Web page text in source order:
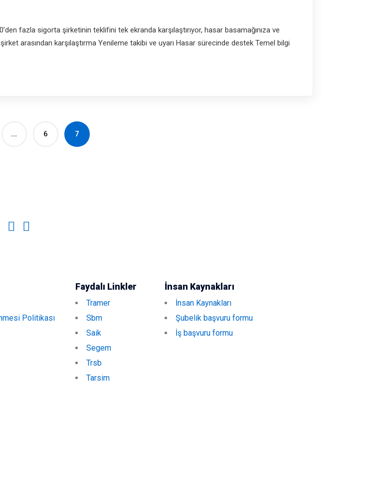
fazla sigorta şirketinin teklifini tek ekranda karşılaştırıyor, hasar basamağınıza ve
arasından karşılaştırma Yenileme takibi ve uyarı Hasar sürecinde destek Temel bilgi
… 6 7
Politikası
Faydalı Linkler
Tramer
Sbm
Saik
Segem
Trsb
Tarsim
İnsan Kaynakları
İnsan Kaynakları
Şubelik başvuru formu
İş başvuru formu